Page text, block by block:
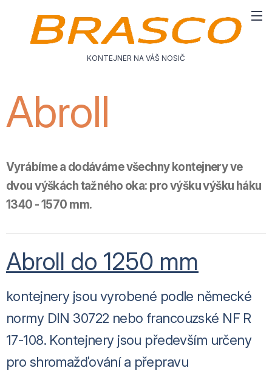
KONTEJNER NA VÁŠ NOSIČ
Abroll
Vyrábíme a dodáváme všechny kontejneryve
dvou výškách tažného oka: pro výšku výšku háku
1340 - 1570 mm.
Abroll do 1250 mm
kontejnery jsou vyrobené podle německé
normy DIN 30722 nebo francouzské NF R
17-108. Kontejnery jsou především určeny
pro shromažďování a přepravu